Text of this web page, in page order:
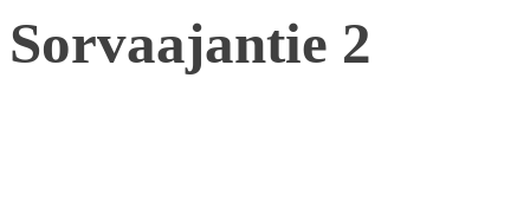
Sorvaajantie 2